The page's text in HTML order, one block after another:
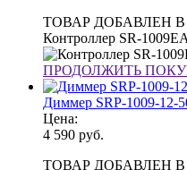
ТОВАР ДОБАВЛЕН
Контроллер SR-
ПРОДОЛЖИТЬ
Диммер SRP-1009-12-
Цена:
4 590 руб.
ТОВАР ДОБАВЛЕН